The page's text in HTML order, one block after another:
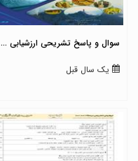
سوال و پاسخ تشریحی ارزشیابی ...
یک سال قبل